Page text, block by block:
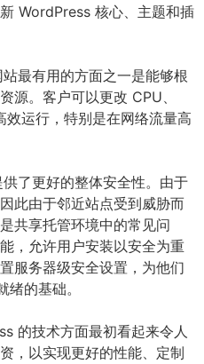
WordPress 核心、主题和插
最有用的方面之一是能够根
源。客户可以更改 CPU、
运行，特别是在网络流量高
了更好的整体安全性。由于
此由于邻近站点受到威胁而
共享托管环境中的常见问
，允许用户安装以安全为重
服务器级安全设置，为他们
的基础。
的技术方面最初看起来令人
，以实现更好的性能、定制